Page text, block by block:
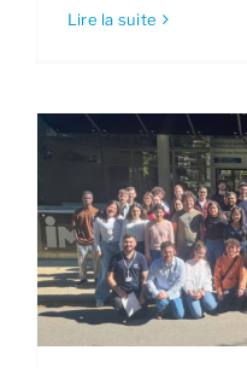
Lire la suite